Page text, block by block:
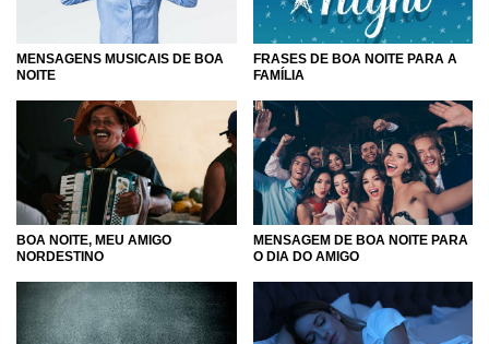
MENSAGENS MUSICAIS DE BOA
NOITE
FRASES DE BOA NOITE PARA A
FAMÍLIA
BOA NOITE, MEU AMIGO
NORDESTINO
MENSAGEM DE BOA NOITE PARA
O DIA DO AMIGO